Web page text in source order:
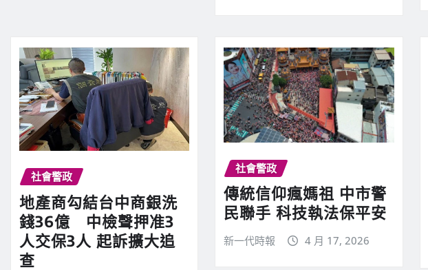
社會警政
地產商勾結台中商銀洗
錢36億 中檢聲押准3
人交保3人 起訴擴大追
查
社會警政
傳統信仰瘋媽祖 中市警
民聯手 科技執法保平安
新一代時報 4 月 17, 2026